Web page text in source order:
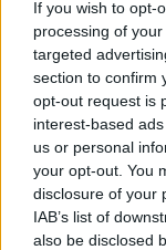
If you wish to opt-
processing of
targeted
section to confirm
opt-out request is
interest-based
us or personal
your opt-out. You
disclosure of your
IAB’s list of
also be disclosed
Shqipëria në
preket Kosova,
paralajmëron
mbrojtjes së
14:17 / 15/08/2022